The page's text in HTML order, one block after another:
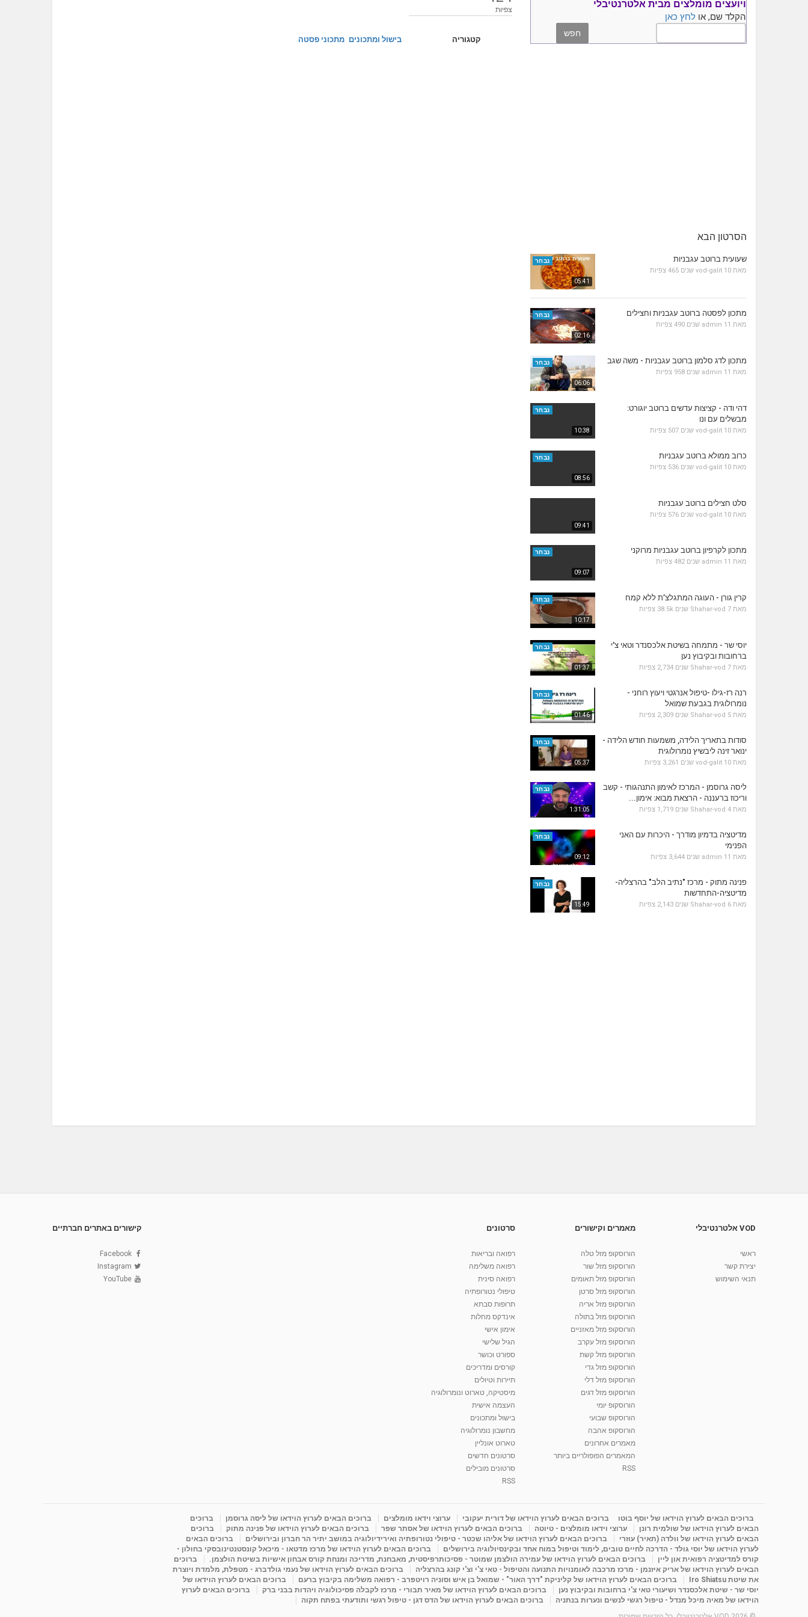
צפיות
קטגוריה בישול ומתכונים מתכוני פסטה
ויועצים מומלצים מבית אלטרנטיבלי
הקלד שם, או לחץ כאן
הסרטון הבא
05:41
נבחר שעועית ברוטב עגבניות
מאת vod-galit 10 שנים 465 צפיות
02:16
נבחר מתכון לפסטה ברוטב עגבניות וחצילים
מאת admin 11 שנים 490 צפיות
06:06
נבחר מתכון לדג סלמון ברוטב עגבניות - משה שגב
מאת admin 11 שנים 958 צפיות
10:38
נבחר
דהי ודה - קציצות עדשים ברוטב יוגורט:
מבשלים עם ונו
מאת vod-galit 10 שנים 507 צפיות
08:56
נבחר כרוב ממולא ברוטב עגבניות
מאת vod-galit 10 שנים 536 צפיות
09:41
סלט חצילים ברוטב עגבניות
מאת vod-galit 10 שנים 576 צפיות
09:07
נבחר מתכון לקרפיון ברוטב עגבניות מרוקני
מאת admin 11 שנים 482 צפיות
10:17
נבחר קרין גורן - העוגה המתגלצ’ת ללא קמח
מאת Shahar-vod 7 שנים 38.5k צפיות
01:37
נבחר
יוסי שר - מתמחה בשיטת אלכסנדר וטאי צ'י
ברחובות ובקיבוץ נען
מאת Shahar-vod 7 שנים 2,734 צפיות
01:46
נבחר
רנה רז-גילו -טיפול אנרגטי ויעוץ רוחני -
נומרולוגית בגבעת שמואל
מאת Shahar-vod 5 שנים 2,309 צפיות
05:37
נבחר
סודות בתאריך הלידה, משמעות חודש הלידה -
ינואר זינה ליבשיץ נומרולוגית
מאת vod-galit 10 שנים 3,261 צפיות
1:31:05
נבחר
ליסה גרוסמן - המרכז לאימון התנהגותי - קשב
וריכוז ברעננה - הרצאת מבוא: אימון...
מאת Shahar-vod 4 שנים 1,719 צפיות
09:12
נבחר
מדיטציה בדמיון מודרך - היכרות עם האני
הפנימי
מאת admin 11 שנים 3,644 צפיות
15:49
נבחר
פנינה מתוק - מרכז "נתיב הלב" בהרצליה-
מדיטציה-התחדשות
מאת Shahar-vod 6 שנים 2,143 צפיות
VOD אלטרנטיבלי
ראשי
יצירת קשר
תנאי השימוש
מאמרים וקישורים
הורוסקופ מזל טלה
הורוסקופ מזל שור
הורוסקופ מזל תאומים
הורוסקופ מזל סרטן
הורוסקופ מזל אריה
הורוסקופ מזל בתולה
הורוסקופ מזל מאזניים
הורוסקופ מזל עקרב
הורוסקופ מזל קשת
הורוסקופ מזל גדי
הורוסקופ מזל דלי
הורוסקופ מזל דגים
הורוסקופ יומי
הורוסקופ שבועי
הורוסקופ אהבה
מאמרים אחרונים
המאמרים הפופולריים ביותר
RSS
סרטונים
רפואה ובריאות
רפואה משלימה
רפואה סינית
טיפולי נטורופתיה
תרופות סבתא
אינדקס מחלות
אימון אישי
הגיל שלישי
ספורט וכושר
קורסים ומדריכים
תיירות וטיולים
מיסטיקה, טארוט ונומרולוגיה
העצמה אישית
בישול ומתכונים
מחשבון נומרולוגיה
טארוט אונליין
סרטונים חדשים
סרטונים מובילים
RSS
קישורים באתרים חברתיים
Facebook
Instagram
YouTube
ברוכים הבאים לערוץ הוידאו של יוסף בוטו ברוכים הבאים לערוץ הוידאו של דורית יעקובי ערוצי וידאו מומלצים ברוכים הבאים לערוץ הוידאו של ליסה גרוסמן
ברוכים
הבאים לערוץ הוידאו של שולמית רונן
ערוצי וידאו מומלצים - טיוטה ברוכים הבאים לערוץ הוידאו של אסתר שפר ברוכים הבאים לערוץ הוידאו של פנינה מתוק
ברוכים
הבאים לערוץ הוידאו של וולדה (תאיר) עוזרי
ברוכים הבאים לערוץ הוידאו של אליהו שכטר - טיפולי נטורופתיה ואירידיולוגיה במושב יתיר הר חברון ובירושלים
ברוכים הבאים
לערוץ הוידאו של יוסי גולד - הדרכה לחיים טובים, לימוד וטיפול במוח אחד ובקינסיולוגיה בירושלים
ברוכים הבאים לערוץ הוידאו של מרכז מדטאו - מיכאל קונסטנטינובסקי בחולון -
קורס למדיטציה רפואית און ליין
ברוכים הבאים לערוץ הוידאו של עמירה הולצמן שמוטר - פסיכותרפיסטית, מאבחנת, מדריכה ומנחת קורס אבחון אישיות בשיטת הולצמן.
ברוכים
הבאים לערוץ הוידאו של אריק איזנמן - מרכז מרכבה לאומנויות התנועה והטיפול - טאי צ'י וצ'י קונג בהרצליה
ברוכים הבאים לערוץ הוידאו של נעמי גולדברג - מטפלת, מלמדת ויוצרת
את שיטת Iro Shiatsu
ברוכים הבאים לערוץ הוידאו של קליניקת "דרך האור" - שמואל בן איש וסוניה רויטפרב - רפואה משלימה בקיבוץ ברעם
ברוכים הבאים לערוץ הוידאו של
יוסי שר - שיטת אלכסנדר ושיעורי טאי צ'י ברחובות ובקיבוץ נען
ברוכים הבאים לערוץ הוידאו של מאיר תבורי - מרכז לקבלה פסיכולוגיה ויהדות בבני ברק
ברוכים הבאים לערוץ
הוידאו של מאיה מיכל מנדל - טיפול רגשי לנשים ונערות בנתניה
ברוכים הבאים לערוץ הוידאו של הדס דגן - טיפול רגשי ותודעתי בפתח תקוה